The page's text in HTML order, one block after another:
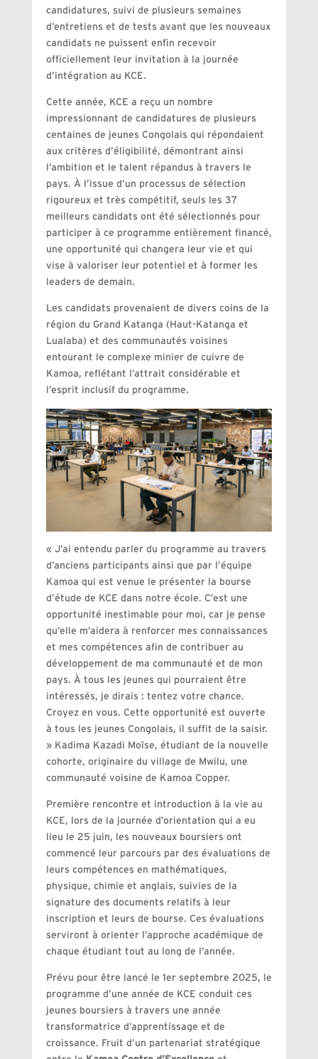
candidatures, suivi de plusieurs semaines
d’entretiens et de tests avant que les nouveaux
candidats ne puissent enfin recevoir
officiellement leur invitation à la journée
d’intégration au KCE.
Cette année, KCE a reçu un nombre
impressionnant de candidatures de plusieurs
centaines de jeunes Congolais qui répondaient
aux critères d’éligibilité, démontrant ainsi
l’ambition et le talent répandus à travers le
pays. À l’issue d’un processus de sélection
rigoureux et très compétitif, seuls les 37
meilleurs candidats ont été sélectionnés pour
participer à ce programme entièrement financé,
une opportunité qui changera leur vie et qui
vise à valoriser leur potentiel et à former les
leaders de demain.
Les candidats provenaient de divers coins de la
région du Grand Katanga (Haut-Katanga et
Lualaba) et des communautés voisines
entourant le complexe minier de cuivre de
Kamoa, reflétant l’attrait considérable et
l’esprit inclusif du programme.
« J’ai entendu parler du programme au travers
d’anciens participants ainsi que par l’équipe
Kamoa qui est venue le présenter la bourse
d’étude de KCE dans notre école. C’est une
opportunité inestimable pour moi, car je pense
qu’elle m’aidera à renforcer mes connaissances
et mes compétences afin de contribuer au
développement de ma communauté et de mon
pays. À tous les jeunes qui pourraient être
intéressés, je dirais : tentez votre chance.
Croyez en vous. Cette opportunité est ouverte
à tous les jeunes Congolais, il suffit de la saisir.
» Kadima Kazadi Moïse, étudiant de la nouvelle
cohorte, originaire du village de Mwilu, une
communauté voisine de Kamoa Copper.
Première rencontre et introduction à la vie au
KCE, lors de la journée d’orientation qui a eu
lieu le 25 juin, les nouveaux boursiers ont
commencé leur parcours par des évaluations de
leurs compétences en mathématiques,
physique, chimie et anglais, suivies de la
signature des documents relatifs à leur
inscription et leurs de bourse. Ces évaluations
serviront à orienter l’approche académique de
chaque étudiant tout au long de l’année.
Prévu pour être lancé le 1er septembre 2025, le
programme d’une année de KCE conduit ces
jeunes boursiers à travers une année
transformatrice d’apprentissage et de
croissance. Fruit d’un partenariat stratégique